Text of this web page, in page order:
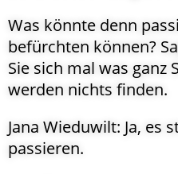
Was könnte denn
befürchten können?
Sie sich mal was ganz
werden nichts finden.
Jana Wieduwilt: Ja, es
passieren.